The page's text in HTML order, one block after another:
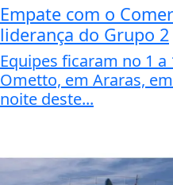
Empate com o
liderança do Grupo 2
Equipes ficaram no 1
Ometto, em Araras,
noite deste...